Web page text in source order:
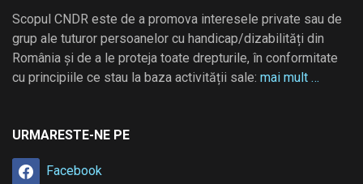
Scopul CNDR este de a promova interesele private sau de
grup ale tuturor persoanelor cu handicap/dizabilități din
România și de a le proteja toate drepturile, în conformitate
cu principiile ce stau la baza activității sale: mai mult …
URMARESTE-NE PE
Facebook